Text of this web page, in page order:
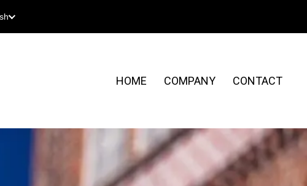
HOME COMPANY CONTACT